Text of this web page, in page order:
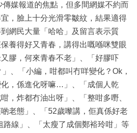
媒報道的焦點，但多間網媒不約而
，臉上十分光滑零皺紋，結果適得
網民大量「哈哈」及留言表示質
養得好又青春，講得出嘅喺咪雙眼
膠，何來青春不老」、「好膠吓
、「小編，咁都叫冇咩變化？Ok，
，係進化呀嘛…」、「成個人乾
，炸都冇油出呀」、「整咁多嘢、
老態」、「52歲嚟講，佢真係好老
線」、「太瘦了成個鄭裕玲咁」等